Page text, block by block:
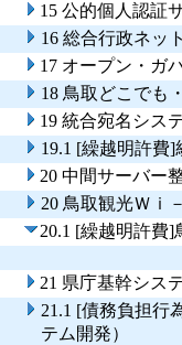
15 公的個人認証
16 総合行政ネッ
17 オープン・ガ
18 鳥取どこでも
19 統合宛名シス
19.1 [繰越明許費
20 中間サーバー
20 鳥取観光Ｗｉ
20.1 [繰越明許費
21 県庁基幹シス
21.1 [債務負担行
テム開発）